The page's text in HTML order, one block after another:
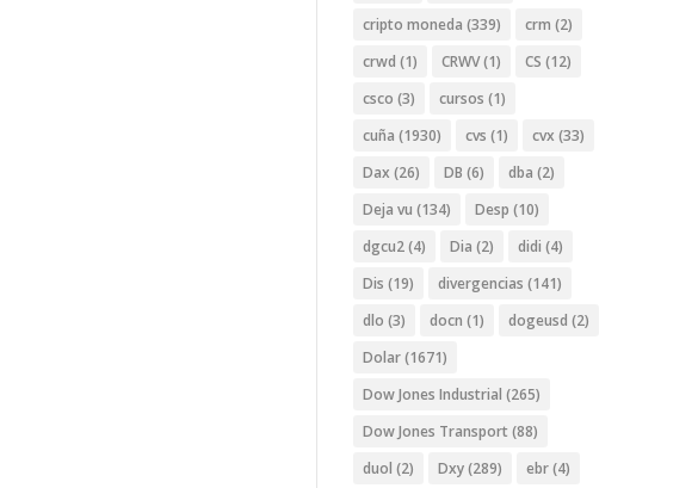
cripto moneda (339) crm (2)
crwd (1) CRWV(1) CS (12)
csco (3) cursos (1)
cuña (1930) cvs (1) cvx (33)
Dax (26) DB (6) dba (2)
Deja vu (134) Desp (10)
dgcu2(4) Dia (2) didi (4)
Dis (19) divergencias (141)
dlo (3) docn (1) dogeusd (2)
Dolar(1671)
Dow Jones Industrial (265)
Dow Jones Transport (88)
duol (2) Dxy(289) ebr(4)